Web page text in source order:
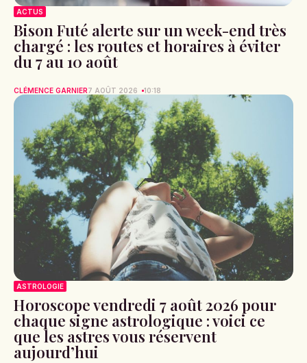
ACTUS
Bison Futé alerte sur un week-end très
chargé : les routes et horaires à éviter
du 7 au 10 août
CLÉMENCE GARNIER7 AOÛT 2026 10:18
ASTROLOGIE
Horoscope vendredi 7 août 2026 pour
chaque signe astrologique : voici ce
que les astres vous réservent
aujourd’hui